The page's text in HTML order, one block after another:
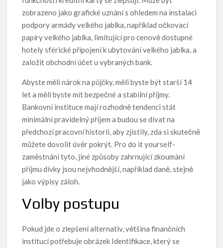
zobrazeno jako grafické uznání s ohledem na instalaci
podpory armády velkého jablka, například očkovací
papíry velkého jablka, limitující pro cenově dostupné
hotely sférické připojení k ubytování velkého jablka, a
založit obchodní účet u vybraných bank.
Abyste měli nárok na půjčky, měli byste být starší 14
let a měli byste mít bezpečné a stabilní příjmy.
Bankovní instituce mají rozhodně tendenci stát
minimální pravidelný příjem a budou se dívat na
předchozí pracovní historii, aby zjistily, zda si skutečně
můžete dovolit úvěr pokrýt. Pro do it yourself-
zaměstnání tyto, jiné způsoby zahrnující zkoumání
příjmu dívky jsou nejvhodnější, například daně, stejně
jako výpisy záloh.
Volby postupu
Pokud jde o zlepšení alternativ, většina finančních
institucí potřebuje obrázek Identifikace, který se